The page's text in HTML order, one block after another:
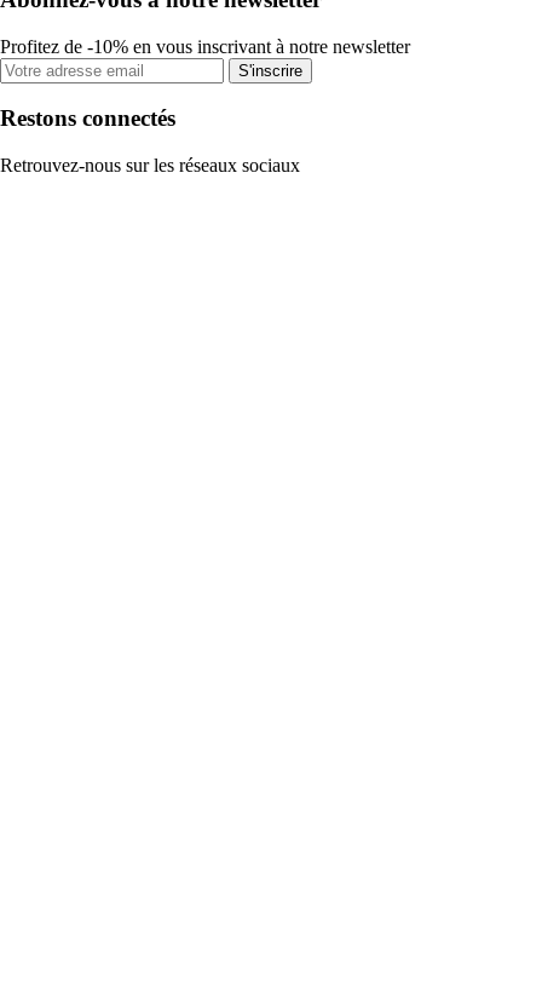
Profitez de -10% en vous inscrivant à notre newsletter
S'inscrire
Restons connectés
Retrouvez-nous sur les réseaux sociaux